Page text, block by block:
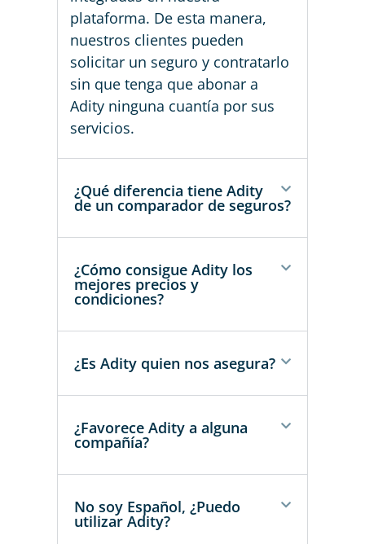
plataforma. De esta manera,
nuestros clientes pueden
solicitar un seguro y contratarlo
sin que tenga que abonar a
Adity ninguna cuantía por sus
servicios.
¿Qué diferencia tiene Adity
de un comparador de seguros?
¿Cómo consigue Adity los
mejores precios y
condiciones?
¿Es Adity quien nos asegura?
¿Favorece Adity a alguna
compañía?
No soy Español, ¿Puedo
utilizar Adity?